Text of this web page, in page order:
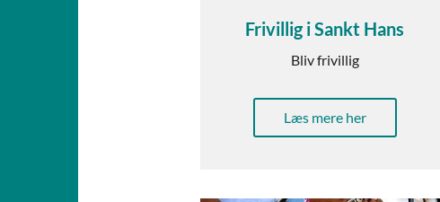
Frivillig i Sankt Hans
Bliv frivillig
Læs mere her